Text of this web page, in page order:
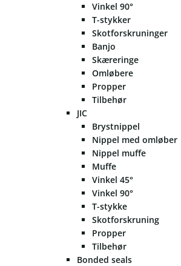
Vinkel 90°
T-stykker
Skotforskruninger
Banjo
Skæreringe
Omløbere
Propper
Tilbehør
JIC
Brystnippel
Nippel med omløber
Nippel muffe
Muffe
Vinkel 45°
Vinkel 90°
T-stykke
Skotforskruning
Propper
Tilbehør
Bonded seals